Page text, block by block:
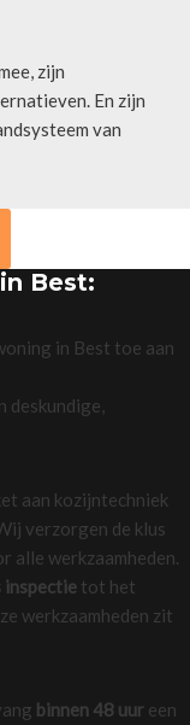
zijn
En zijn
van
Best:
in Best toe aan
deskundige,
aan kozijntechniek
verzorgen de klus
alle werkzaamheden.
tot het
werkzaamheden zit
binnen 48 uureen